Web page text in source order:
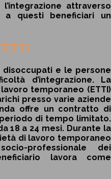
attraverso
a questi beneficiari un
disoccupati e le persone
d’integrazione. La
temporaneo (ETTI)
presso varie aziende
offre un contratto di
di tempo limitato.
18 a 24 mesi. Durante la
di lavoro temporaneo
professionale dei
lavora come